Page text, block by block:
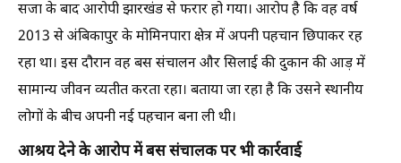
सजा के बाद आरोपी झारखंड से फरार हो गया। आरोप है कि वह वर्ष
2013 से अंबिकापुर के मोमिनपारा क्षेत्र में अपनी पहचान छिपाकर रह
रहा था। इस दौरान वह बस संचालन और सिलाई की दुकान की आड़ में
सामान्य जीवन व्यतीत करता रहा। बताया जा रहा है कि उसने स्थानीय
लोगों के बीच अपनी नई पहचान बना ली थी।
आश्रय देने के आरोप में बस संचालक पर भी कार्रवाई